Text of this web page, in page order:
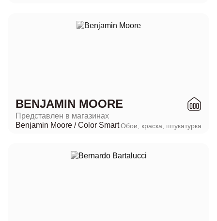
BENJAMIN MOORE
Представлен в магазинах
Benjamin Moore / Color SmartОбои, краска, штукатурка